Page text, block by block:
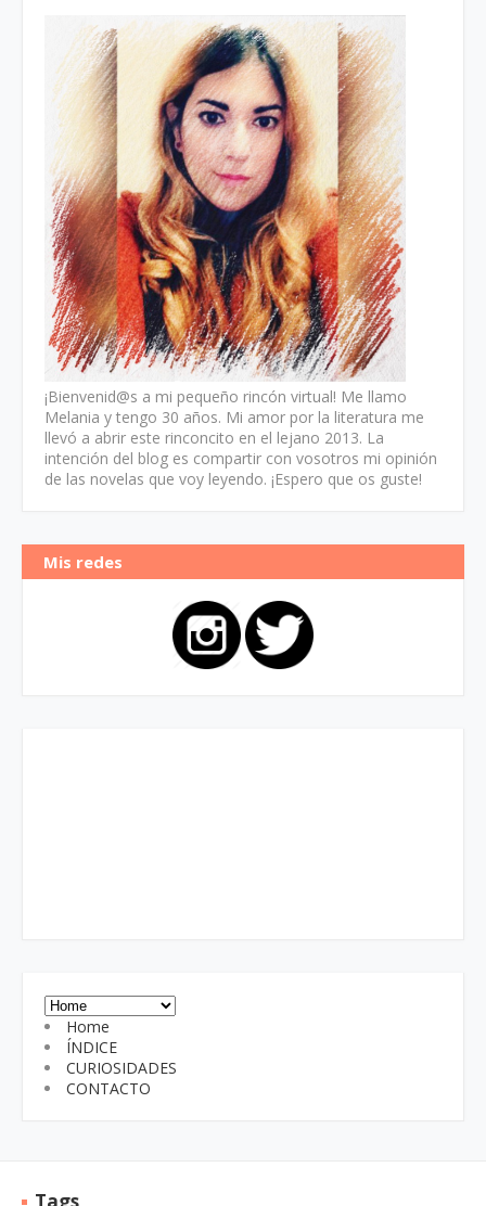
¡Bienvenid@s a mi pequeño rincón virtual! Me llamo
Melania y tengo 30 años. Mi amor por la literatura me
llevó a abrir este rinconcito en el lejano 2013. La
intención del blog es compartir con vosotros mi opinión
de las novelas que voy leyendo. ¡Espero que os guste!
Mis redes
Home
ÍNDICE
CURIOSIDADES
CONTACTO